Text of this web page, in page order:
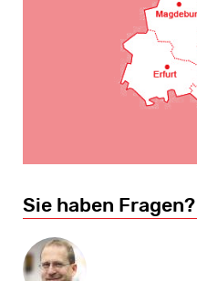
Sie haben Fragen?